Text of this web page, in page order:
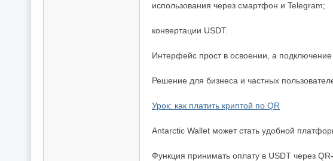
использования через смартфон и Telegram;
конвертации USDT.
Интерфейс прост в освоении, а подключение
Решение для бизнеса и частных
Урок: как платить криптой по QR
Antarctic Wallet может стать удобной
Функция принимать оплату в USDT через